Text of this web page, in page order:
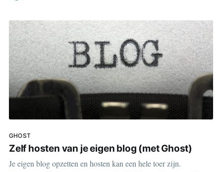
GHOST
Zelf hosten van je eigen blog (met Ghost)
Je eigen blog opzetten en hosten kan een hele toer zijn.